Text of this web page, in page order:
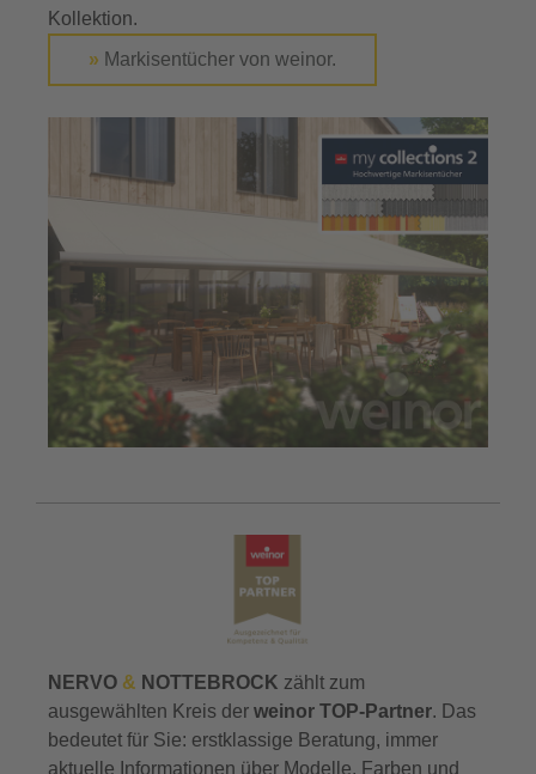
Kollektion.
» Markisentücher von weinor.
NERVO & NOTTEBROCK zählt zum
ausgewählten Kreis der weinor TOP-Partner. Das
bedeutet für Sie: erstklassige Beratung, immer
aktuelle Informationen über Modelle, Farben und